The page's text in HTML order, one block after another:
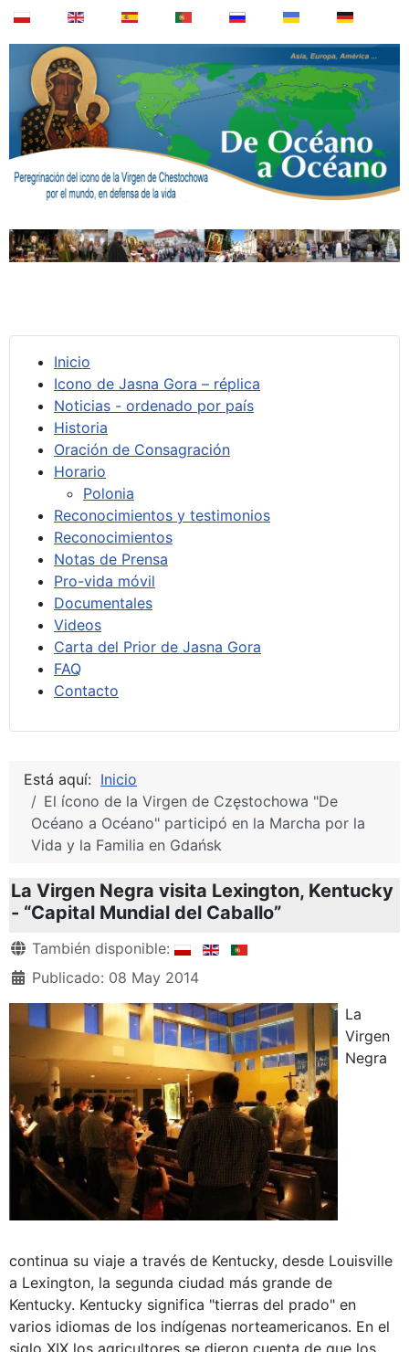
Inicio
Icono de Jasna Gora – réplica
Noticias - ordenado por país
Historia
Oración de Consagración
Horario
Polonia
Reconocimientos y testimonios
Reconocimientos
Notas de Prensa
Pro-vida móvil
Documentales
Videos
Carta del Prior de Jasna Gora
FAQ
Contacto
Está aquí: Inicio
El ícono de la Virgen de Częstochowa "De
Océano a Océano" participó en la Marcha por la
Vida y la Familia en Gdańsk
La Virgen Negra visita Lexington, Kentucky
- “Capital Mundial del Caballo”
Detalles
También disponible:
Publicado: 08 May 2014
La
Virgen
Negra
continua su viaje a través de Kentucky, desde Louisville
a Lexington, la segunda ciudad más grande de
Kentucky. Kentucky significa "tierras del prado" en
varios idiomas de los indígenas norteamericanos. En el